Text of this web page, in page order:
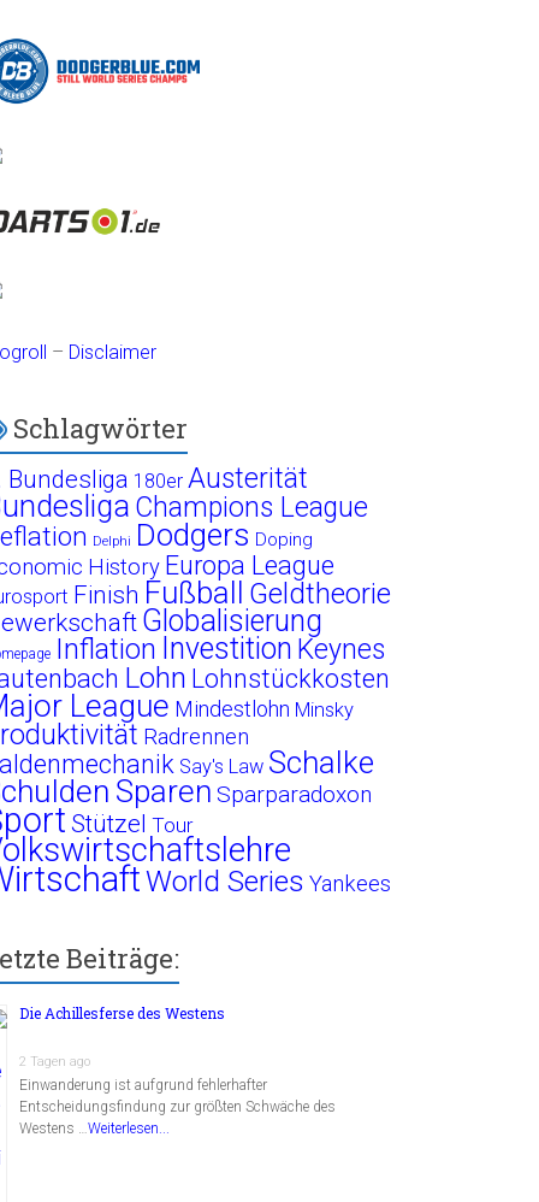
– Disclaimer
Schlagwörter
Bundesliga 180er Austerität
Champions League
Delphi Dodgers Doping
History Europa League
Finish Fußball Geldtheorie
Globalisierung
Inflation Investition Keynes
Lohn Lohnstückkosten
League Mindestlohn Minsky
Radrennen
Say's Law Schalke
Sparen Sparparadoxon
Stützel Tour
World Series Yankees
Beiträge:
Die Achillesferse des Westens
2 Tagen ago
Einwanderung ist aufgrund fehlerhafter
Entscheidungsfindung zur größten Schwäche des
Westens …Weiterlesen...